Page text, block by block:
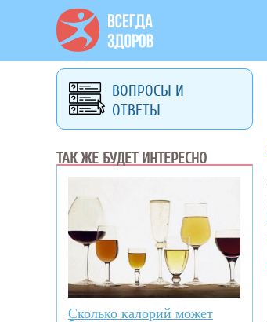
ВОПРОСЫ И
ОТВЕТЫ
ТАК ЖЕ БУДЕТ ИНТЕРЕСНО
Сколько калорий может